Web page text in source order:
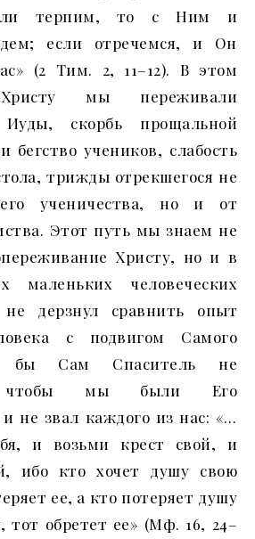
терпим, то с Ним и
если отречемся, и Он
(2 Тим. 2, 11–12). В этом
мы переживали
Иуды, скорбь прощальной
бегство учеников, слабость
трижды отрекшегося не
ученичества, но и от
Этот путь мы знаем не
Христу, но и в
маленьких человеческих
дерзнул сравнить опыт
с подвигом Самого
бы Сам Спаситель не
чтобы мы были Его
не звал каждого из нас: «…
и возьми крест свой, и
ибо кто хочет душу свою
ее, а кто потеряет душу
тот обретет ее» (Мф. 16, 24–